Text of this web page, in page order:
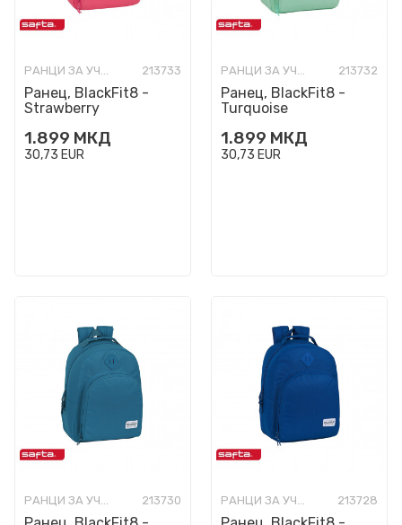
РАНЦИ ЗА УЧИЛИШТЕ 213733
Ранец, BlackFit8 -
Strawberry
1.899 МКД
30,73 EUR
РАНЦИ ЗА УЧИЛИШТЕ 213732
Ранец, BlackFit8 -
Turquoise
1.899 МКД
30,73 EUR
РАНЦИ ЗА УЧИЛИШТЕ 213730 РАНЦИ ЗА УЧИЛИШТЕ 213728